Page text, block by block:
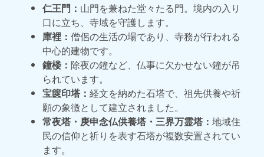
仁王門： 山門を兼ねた堂々たる門。境内の入り
口に立ち、寺域を守護します。
庫裡： 僧侶の生活の場であり、寺務が行われる
中心的建物です。
鐘楼： 除夜の鐘など、仏事に欠かせない鐘が吊
られています。
宝篋印塔： 経文を納めた石塔で、祖先供養や祈
願の象徴として建立されました。
常夜塔・庚申念仏供養塔・三界万霊塔： 地域住
民の信仰と祈りを表す石塔が複数安置されてい
ます。